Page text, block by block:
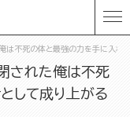
は不死の体と最強の力を手に入れ
された俺は不死
して成り上がる